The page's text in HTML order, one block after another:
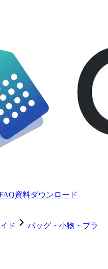
資料ダウンロード
ド
バッグ・小物・ブラ